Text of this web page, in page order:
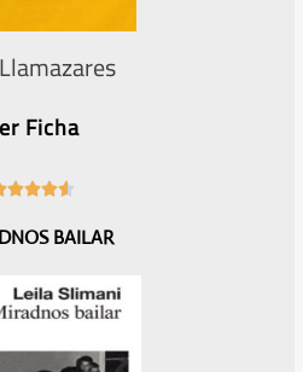
Ficha

6
BAILAR